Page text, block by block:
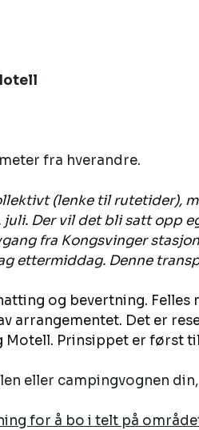
fra hverandre.
(lenke til rutetider),
juli. Der vil det bli satt opp
fra Kongsvinger
ettermiddag. Denne
og bevertning.
arrangementet. Det er
Motell. Prinsippet er først
eller campingvognen
for å bo i telt på